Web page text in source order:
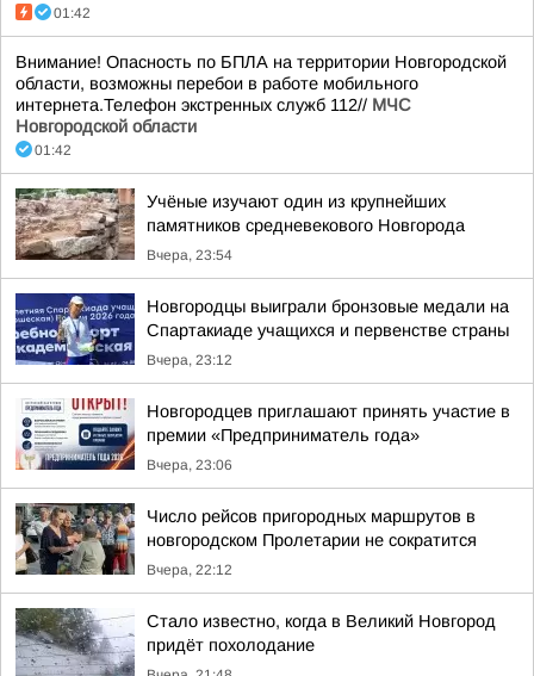
01:42
Внимание! Опасность по БПЛА на территории Новгородской
области, возможны перебои в работе мобильного
интернета.Телефон экстренных служб 112// МЧС
Новгородской области
01:42
Учёные изучают один из крупнейших
памятников средневекового Новгорода
Вчера, 23:54
Новгородцы выиграли бронзовые медали на
Спартакиаде учащихся и первенстве страны
Вчера, 23:12
Новгородцев приглашают принять участие в
премии «Предприниматель года»
Вчера, 23:06
Число рейсов пригородных маршрутов в
новгородском Пролетарии не сократится
Вчера, 22:12
Стало известно, когда в Великий Новгород
придёт похолодание